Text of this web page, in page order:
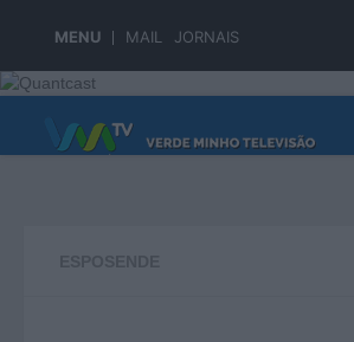
MENU MAIL JORNAIS
Skip to content